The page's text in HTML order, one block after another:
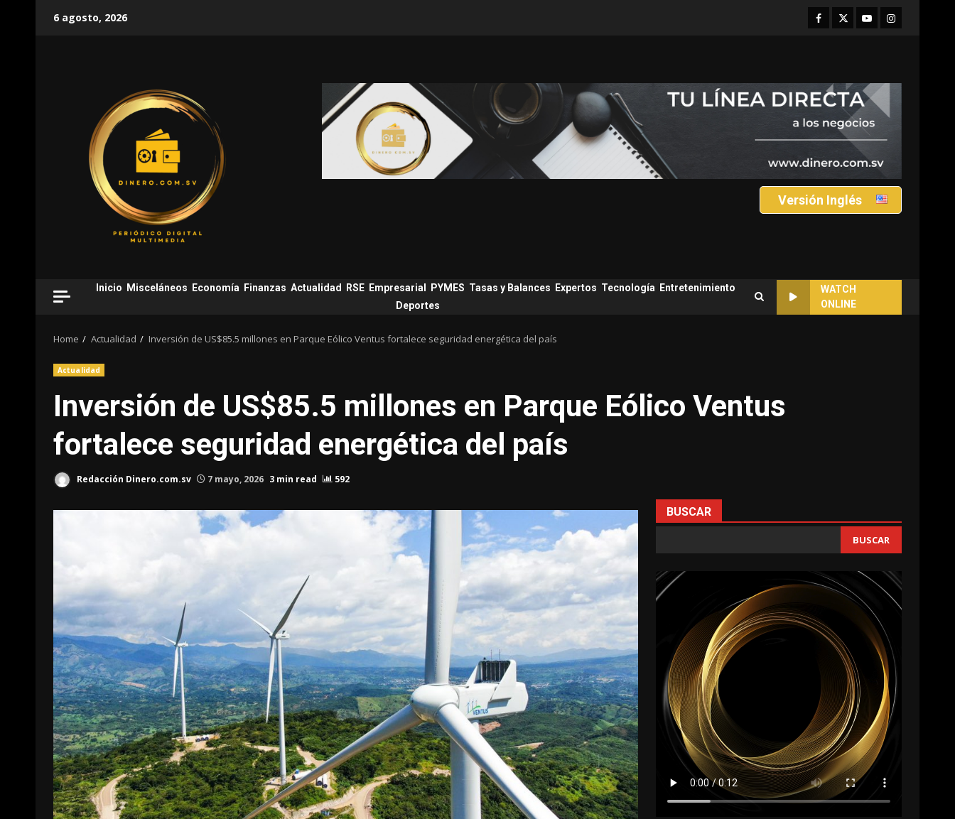
6 agosto, 2026 Facebook
TwitterYoutubeInstagram
Versión Inglés
Inicio Misceláneos Economía Finanzas Actualidad RSE Empresarial PYMES Tasas y Balances Expertos Tecnología
Entretenimiento
Deportes
WATCH
ONLINE
Home Actualidad Inversión de US$85.5 millones en Parque Eólico Ventus fortalece seguridad energética del país
Actualidad
Inversión de US$85.5 millones en Parque Eólico Ventus
fortalece seguridad energética del país
Redacción Dinero.com.sv 7 mayo, 2026 3 min read 592
BUSCAR
BUSCAR